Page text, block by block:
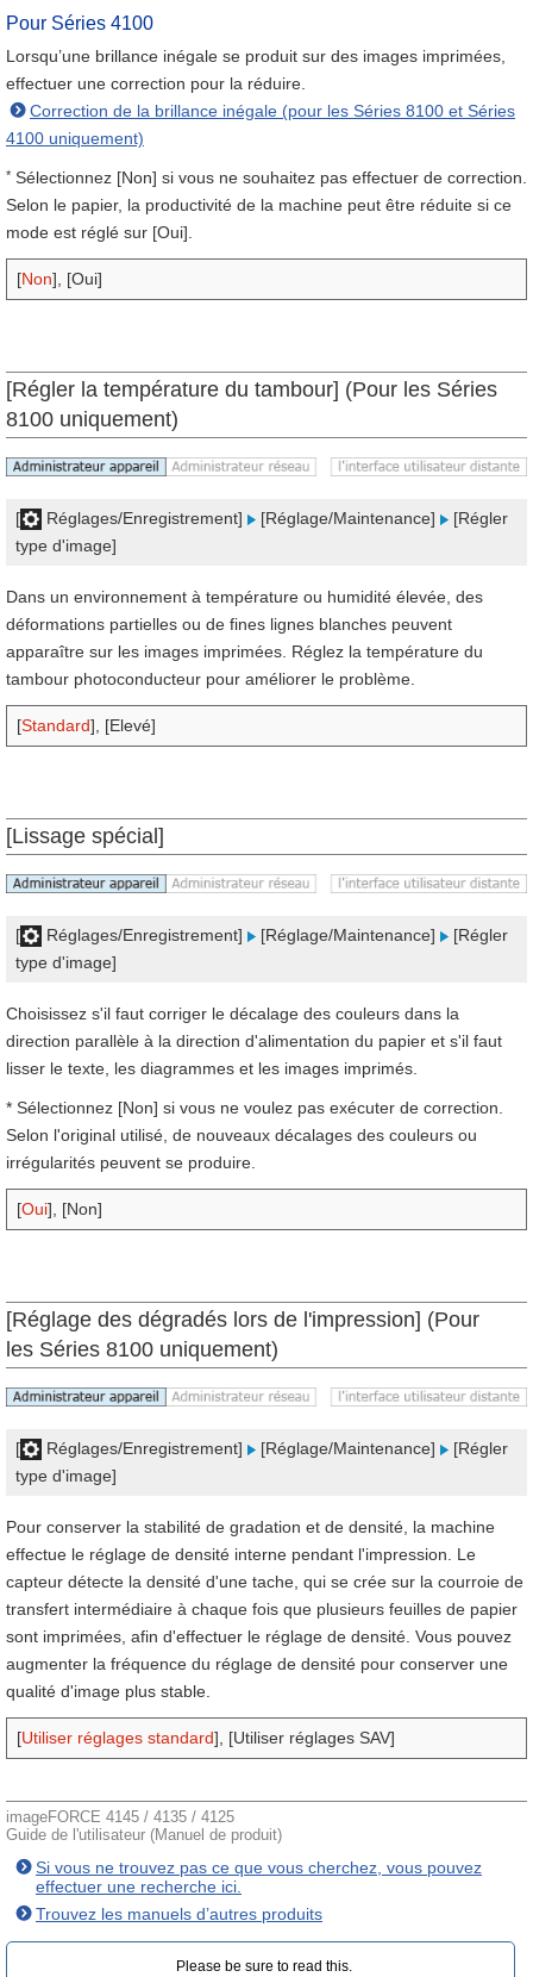
Pour Séries 4100
Lorsqu’une brillance inégale se produit sur des images imprimées,
effectuer une correction pour la réduire.
Correction de la brillance inégale (pour les Séries 8100 et Séries
4100 uniquement)
* Sélectionnez [Non] si vous ne souhaitez pas effectuer de correction.
Selon le papier, la productivité de la machine peut être réduite si ce
mode est réglé sur [Oui].
[Non], [Oui]
[Régler la température du tambour] (Pour les Séries
8100 uniquement)
[ Réglages/Enregistrement] [Réglage/Maintenance]
[Régler
type d'image]
Dans un environnement à température ou humidité élevée, des
déformations partielles ou de fines lignes blanches peuvent
apparaître sur les images imprimées. Réglez la température du
tambour photoconducteur pour améliorer le problème.
[Standard], [Elevé]
[Lissage spécial]
[ Réglages/Enregistrement] [Réglage/Maintenance]
[Régler
type d'image]
Choisissez s'il faut corriger le décalage des couleurs dans la
direction parallèle à la direction d'alimentation du papier et s'il faut
lisser le texte, les diagrammes et les images imprimés.
* Sélectionnez [Non] si vous ne voulez pas exécuter de correction.
Selon l'original utilisé, de nouveaux décalages des couleurs ou
irrégularités peuvent se produire.
[Oui], [Non]
[Réglage des dégradés lors de l'impression] (Pour
les Séries 8100 uniquement)
[ Réglages/Enregistrement] [Réglage/Maintenance]
[Régler
type d'image]
Pour conserver la stabilité de gradation et de densité, la machine
effectue le réglage de densité interne pendant l'impression. Le
capteur détecte la densité d'une tache, qui se crée sur la courroie de
transfert intermédiaire à chaque fois que plusieurs feuilles de papier
sont imprimées, afin d'effectuer le réglage de densité. Vous pouvez
augmenter la fréquence du réglage de densité pour conserver une
qualité d'image plus stable.
[Utiliser réglages standard], [Utiliser réglages SAV]
imageFORCE 4145 / 4135 / 4125
Guide de l'utilisateur (Manuel de produit)
Si vous ne trouvez pas ce que vous cherchez, vous pouvez
effectuer une recherche ici.
Trouvez les manuels d’autres produits
Please be sure to read this.‎